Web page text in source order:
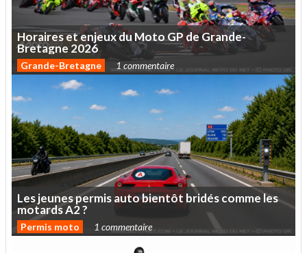
HorairesetenjeuxduMotoGPdeGrande-
Bretagne 2026
Grande-Bretagne 1 commentaire
Lesjeunespermisautobientôt bridéscommeles
motardsA2?
Permis moto 1 commentaire